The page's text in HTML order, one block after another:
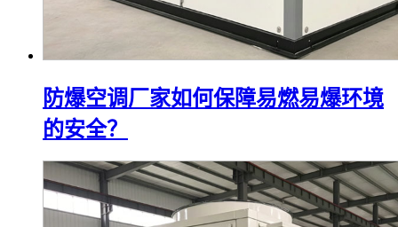
防爆空调厂家如何保障易燃易爆环境
的安全？